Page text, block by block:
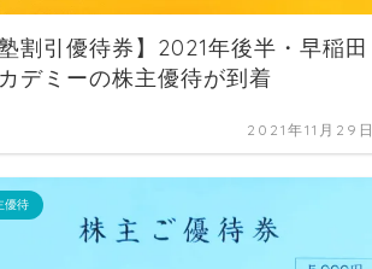
塾割引優待券】2021年後半・早稲田
デミーの株主優待が到着
2021年11月29日
優待